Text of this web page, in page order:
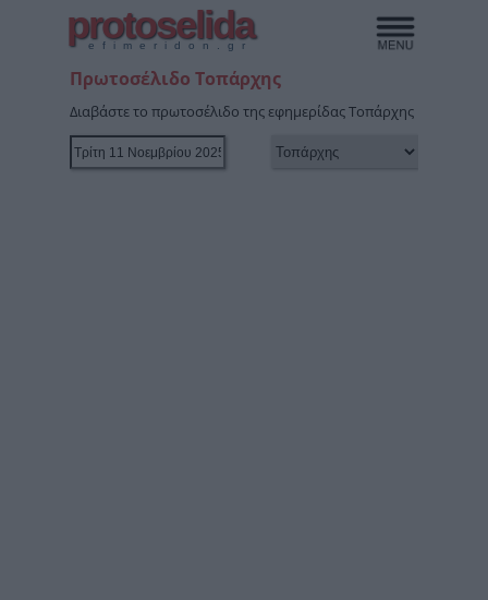
protoselida
efimeridon.gr
Πρωτοσέλιδο Τοπάρχης
Διαβάστε το πρωτοσέλιδο της εφημερίδας Τοπάρχης